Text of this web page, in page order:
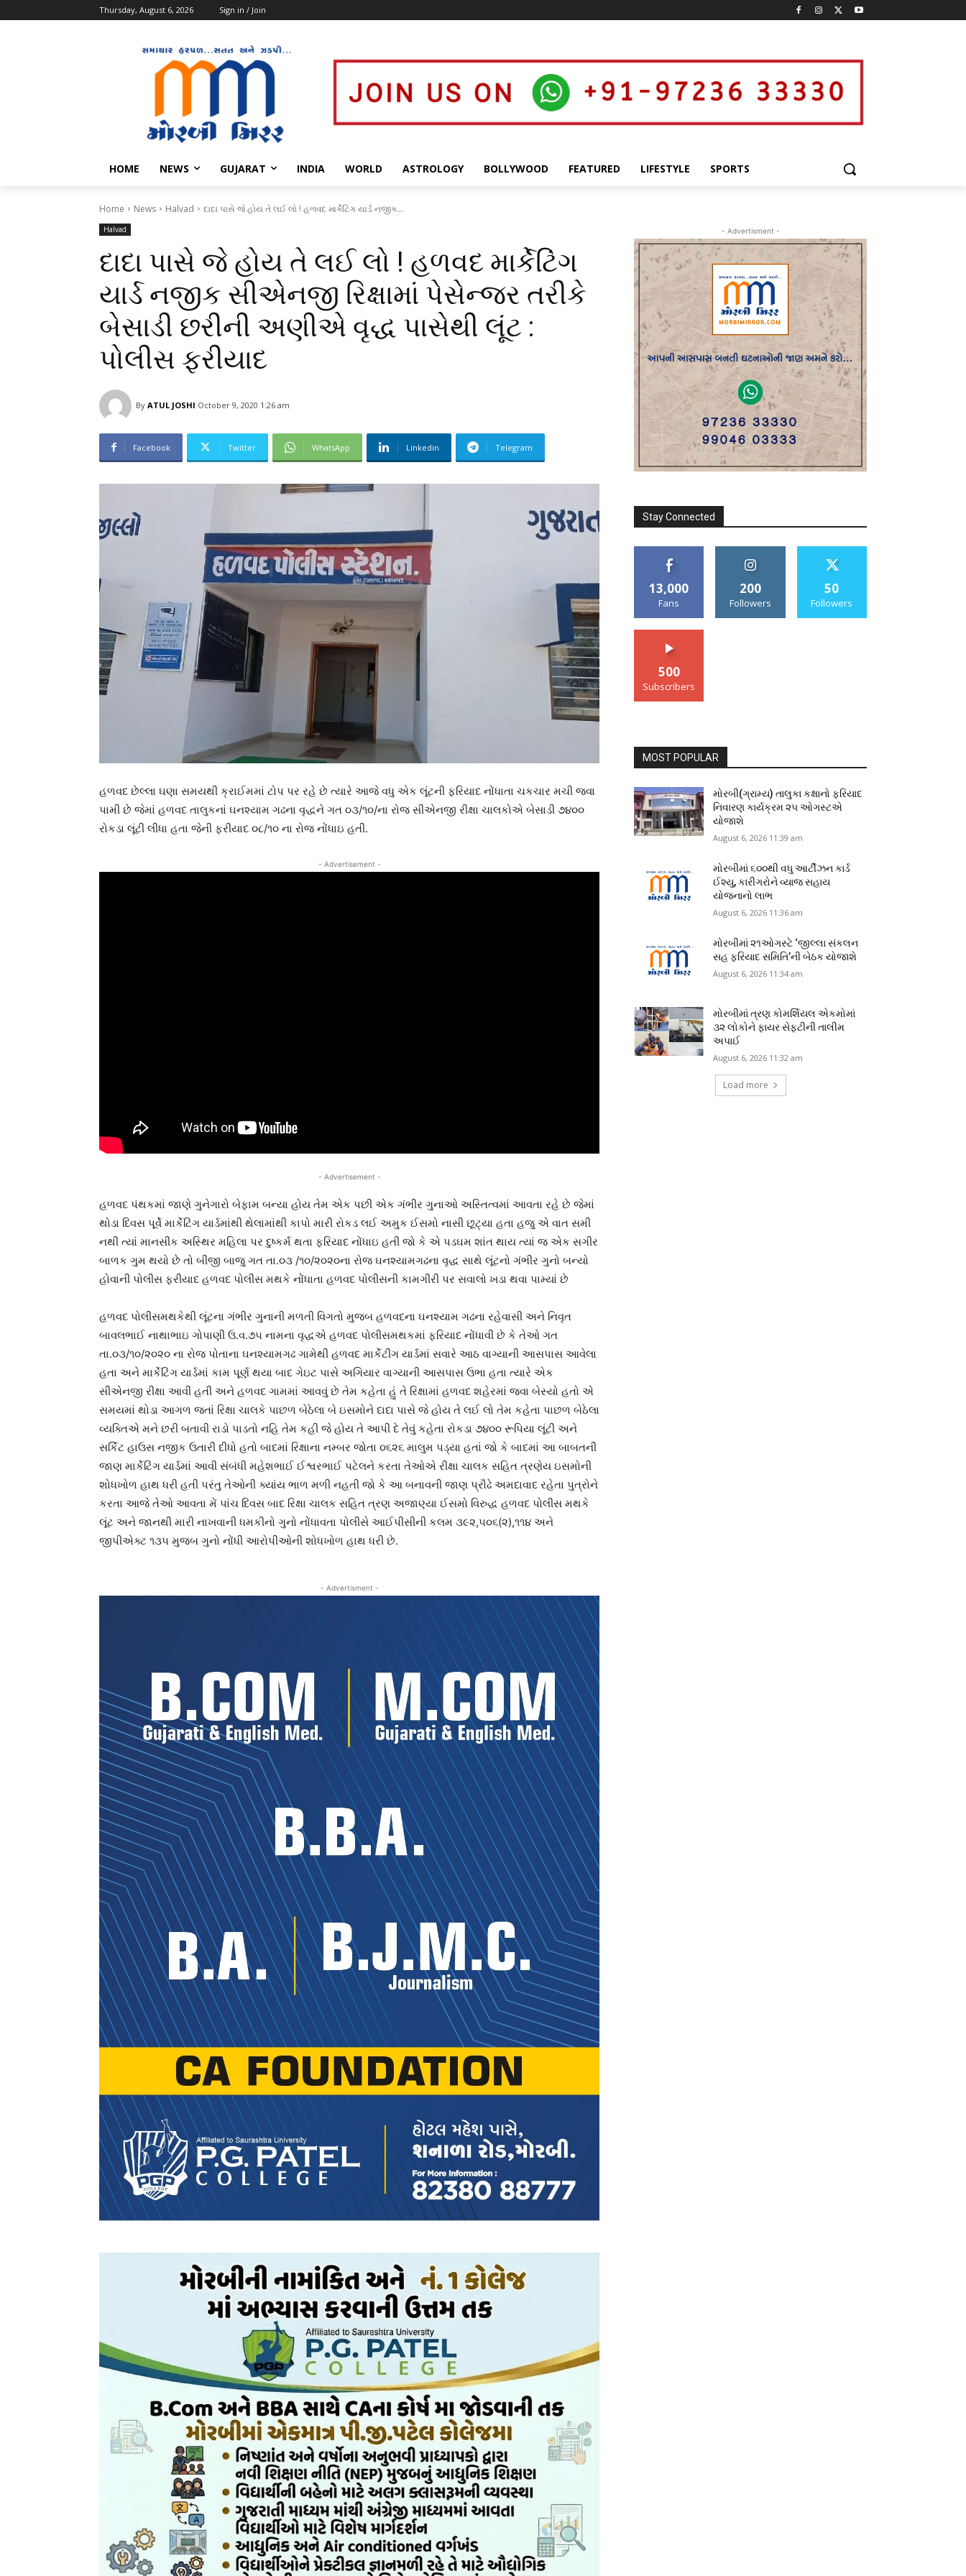
Thursday, August 6, 2026 Sign in / Join
HOME NEWS GUJARAT INDIA WORLD ASTROLOGY BOLLYWOOD FEATURED LIFESTYLE SPORTS
Home News Halvad દાદા પાસે જે હોય તે લઈ લો ! હળવદ માર્કેટિંગ યાર્ડ નજીક...
Halvad
દાદા પાસે જે હોય તે લઈ લો ! હળવદ માર્કેટિંગ
યાર્ડ નજીક સીએનજી રિક્ષામાં પેસેન્જર તરીકે
બેસાડી છરીની અણીએ વૃદ્ધ પાસેથી લૂંટ :
પોલીસ ફરીયાદ
By ATUL JOSHI October 9, 2020 1:26 am
Facebook Twitter WhatsApp Linkedin Telegram
હળવદ છેલ્લા ઘણા સમયથી ક્રાઈમમાં ટોપ પર રહે છે ત્યારે આજે વધુ એક લૂંટની ફરિયાદ નોંધાતા ચકચાર મચી જવા
પામી છે જેમાં હળવદ તાલુકનાં ઘનશ્યામ ગઢના વૃદ્ધને ગત ૦૩/૧૦/ના રોજ સીએનજી રીક્ષા ચાલકોએ બેસાડી ૭૪૦૦
રોકડા લૂંટી લીધા હતા જેની ફરીયાદ ૦૮/૧૦ ના રોજ નોંધાઇ હતી.
- Advertisement -
- Advertisement -
હળવદ પંથકમાં જાણે ગુનેગારો બેફામ બન્યા હોય તેમ એક પછી એક ગંભીર ગુનાઓ અસ્તિત્વમાં આવતા રહે છે જેમાં
થોડા દિવસ પૂર્વે માર્કેટિંગ યાર્ડમાંથી થેલામાંથી કાપો મારી રોકડ લઈ અમુક ઈસમો નાસી છૂટ્યા હતા હજુ એ વાત સમી
નથી ત્યાં માનસીક અસ્થિર મહિલા પર દુષ્કર્મ થતા ફરિયાદ નોંધાઇ હતી જો કે એ પડઘમ શાંત થાય ત્યાં જ એક સગીર
બાળક ગુમ થયો છે તો બીજી બાજુ ગત તા.૦૩ /૧૦/૨૦૨૦ના રોજ ઘનશ્યામગઢના વૃદ્ધ સાથે લૂંટનો ગંભીર ગુનો બન્યો
હોવાની પોલીસ ફરીયાદ હળવદ પોલીસ મથકે નોંધાતા હળવદ પોલીસની કામગીરી પર સવાલો ખડા થવા પામ્યાં છે
હળવદ પોલીસમથકેથી લૂંટના ગંભીર ગુનાની મળતી વિગતો મુજબ હળવદના ઘનશ્યામ ગઢના રહેવાસી અને નિવૃત
બાવલભાઈ નાથાભાઇ ગોપાણી ઉ.વ.૭૫ નામના વૃદ્ધએ હળવદ પોલીસમથકમાં ફરિયાદ નોંધાવી છે કે તેઓ ગત
તા.૦૩/૧૦/૨૦૨૦ ના રોજ પોતાના ઘનશ્યામગઢ ગામેથી હળવદ માર્કેટીંગ યાર્ડમાં સવારે આઠ વાગ્યાની આસપાસ આવેલા
હતા અને માર્કેટિંગ યાર્ડમાં કામ પૂર્ણ થયા બાદ ગેઇટ પાસે અગિયાર વાગ્યાની આસપાસ ઉભા હતા ત્યારે એક
સીએનજી રીક્ષા આવી હતી અને હળવદ ગામમાં આવવું છે તેમ કહેતા હું તે રિક્ષામાં હળવદ શહેરમાં જવા બેસ્યો હતો એ
સમયમાં થોડા આગળ જતાં રિક્ષા ચાલકે પાછળ બેઠેલા બે ઇસમોને દાદા પાસે જે હોય તે લઈ લો તેમ કહેતા પાછળ બેઠેલા
વ્યક્તિએ મને છરી બતાવી રાડો પાડતો નહિ તેમ કહી જે હોય તે આપી દે તેવું કહેતા રોકડા ૭૪૦૦ રૂપિયા લૂંટી અને
સર્કિટ હાઉસ નજીક ઉતારી દીધો હતો બાદમાં રિક્ષાના નમ્બર જોતા ૦૬૨૬ માલુમ પડ્યા હતાં જો કે બાદમાં આ બાબતની
જાણ માર્કેટિંગ યાર્ડમાં આવી સંબંધી મહેશભાઈ ઈશ્વરભાઈ પટેલને કરતા તેઓએ રીક્ષા ચાલક સહિત ત્રણેય ઇસમોની
શોધખોળ હાથ ધરી હતી પરંતુ તેઓની ક્યાંય ભાળ મળી નહતી જો કે આ બનાવની જાણ પ્રૌઢે અમદાવાદ રહેતા પુત્રોને
કરતા આજે તેઓ આવતા મેં પાંચ દિવસ બાદ રિક્ષા ચાલક સહિત ત્રણ અજાણ્યા ઈસમો વિરુદ્ધ હળવદ પોલીસ મથકે
લૂંટ અને જાનથી મારી નાખવાની ધમકીનો ગુનો નોંધાવતા પોલીસે આઈપીસીની કલમ ૩૯૨,૫૦૬(૨),૧૧૪ અને
જીપીએક્ટ ૧૩૫ મુજબ ગુનો નોંધી આરોપીઓની શોધખોળ હાથ ધરી છે.
- Advertisment -
- Advertisment -
Stay Connected
13,000
Fans
200
Followers
50
Followers
500
Subscribers
MOST POPULAR
મોરબી(ગ્રામ્ય) તાલુકા કક્ષાનો ફરિયાદ
નિવારણ કાર્યક્રમ ૨૫ ઓગસ્ટએ
યોજાશે
August 6, 2026 11:39 am
મોરબીમાં ૬૦૦થી વધુ આર્ટીઝન કાર્ડ
ઈશ્યુ, કારીગરોને વ્યાજ સહાય
યોજનાનો લાભ
August 6, 2026 11:36 am
મોરબીમાં ૨૧ઓગસ્ટે ‘જીલ્લા સંકલન
સહ ફરિયાદ સમિતિ’ની બેઠક યોજાશે
August 6, 2026 11:34 am
મોરબીમાં ત્રણ કોમર્શિયલ એકમોમાં
૩૨ લોકોને ફાયર સેફ્ટીની તાલીમ
અપાઈ
August 6, 2026 11:32 am
Load more